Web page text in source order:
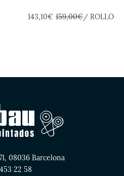
143,10€ 159,00€/ ROLLO
08036 Barcelona
22 58